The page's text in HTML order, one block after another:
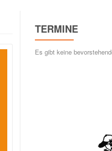
TERMINE
Es gibt keine